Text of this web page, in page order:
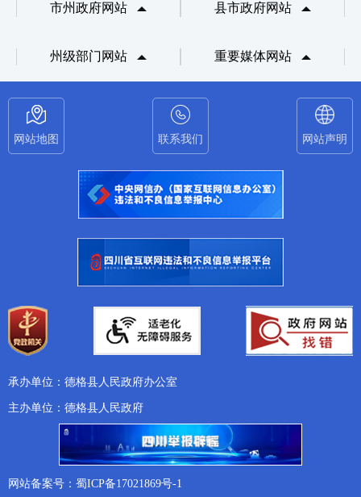
市州政府网站 县市政府网站
州级部门网站 重要媒体网站
网站地图 联系我们 网站声明
承办单位：德格县人民政府办公室
主办单位：德格县人民政府
网站备案号：蜀ICP备17021869号-1